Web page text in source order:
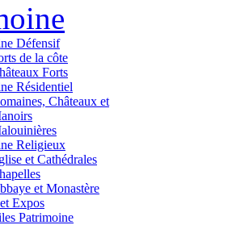
Défensif
de la côte
Forts
Résidentiel
Châteaux et
Religieux
et Cathédrales
et Monastère
Expos
Patrimoine